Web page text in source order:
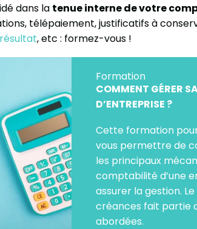
dans la tenue interne de votre
télépaiement, justificatifs à
, etc : formez-vous !
Formation
COMMENT GÉRER
D’ENTREPRISE ?
Cette formation
vous permettre de
les principaux
comptabilité d’une
assurer la gestion.
créances fait partie
abordées.